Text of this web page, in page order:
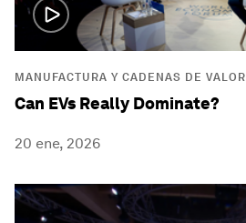
MANUFACTURA Y CADENAS DE VALOR
Can EVs Really Dominate?
20 ene, 2026